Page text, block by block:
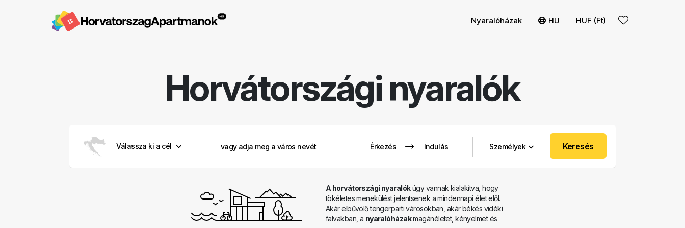
Nyaralóházak HU HUF (Ft)
Horvátországi nyaralók
Válassza ki a cél Személyek Keresés
A horvátországi nyaralókúgy vannak kialakítva, hogy
tökéletes menekülést jelentsenek a mindennapi élet elől.
Akár elbűvölő tengerparti városokban, akár békés vidéki
falvakban, a nyaralóházakmagánéletet, kényelmet és